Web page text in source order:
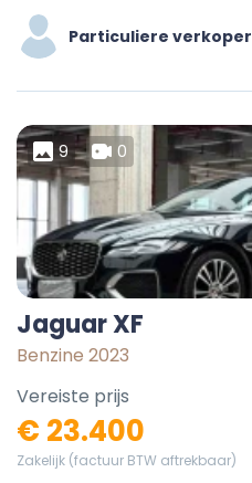
Particuliere verkoper
9 0
Jaguar XF
Benzine 2023
Vereiste prijs
€ 23.400
Zakelijk (factuur BTW aftrekbaar)